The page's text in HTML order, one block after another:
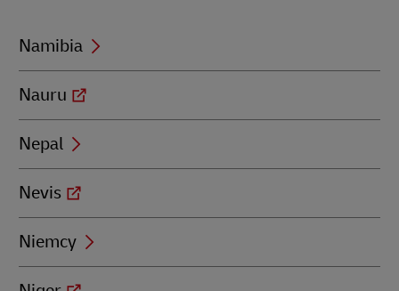
Namibia
Nauru
Nepal
Nevis
Niemcy